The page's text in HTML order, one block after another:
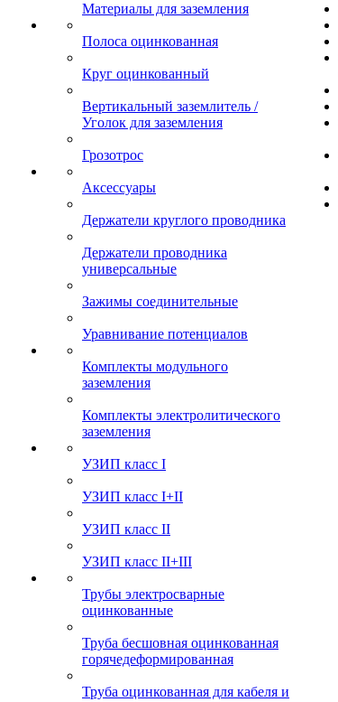
Материалы для заземления
Полоса оцинкованная
Круг оцинкованный
Вертикальный заземлитель /
Уголок для заземления
Грозотрос
Аксессуары
Держатели круглого проводника
Держатели проводника
универсальные
Зажимы соединительные
Уравнивание потенциалов
Комплекты модульного
заземления
Комплекты электролитического
заземления
УЗИП класс I
УЗИП класс I+II
УЗИП класс II
УЗИП класс II+III
Трубы электросварные
оцинкованные
Труба бесшовная оцинкованная
горячедеформированная
Труба оцинкованная для кабеля и